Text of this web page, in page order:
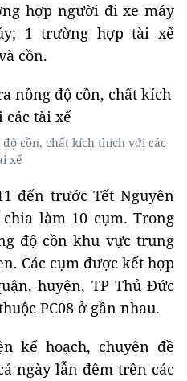
hợp người đi xe máy
1 trường hợp tài xế
cồn.
độ cồn, chất kích thích với các
xế
đến trước Tết Nguyên
chia làm 10 cụm. Trong
độ cồn khu vực trung
Các cụm được kết hợp
huyện, TP Thủ Đức
PC08 ở gần nhau.
kế hoạch, chuyên đề
ngày lẫn đêm trên các